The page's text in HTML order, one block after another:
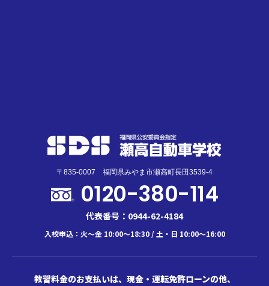
〒835-0007 福岡県みやま市瀬高町長田3539-4
0120-380-114
代表番号：0944-62-4184
入校申込：火～金 10:00～18:30 / 土・日 10:00～16:00
教習料金のお支払いは、現金・運転免許ローンの他、